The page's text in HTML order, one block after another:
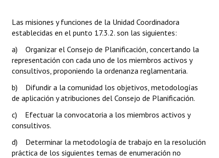
Entrega de distinciones
REFORMA DE LA CARTA ORGÁNICA
Las misiones y funciones de la Unidad Coordinadora
establecidas en el punto 17.3.2. son las siguientes:
a) Organizar el Consejo de Planificación, concertando la
representación con cada uno de los miembros activos y
consultivos, proponiendo la ordenanza reglamentaria.
b) Difundir a la comunidad los objetivos, metodologías
de aplicación y atribuciones del Consejo de Planificación.
c) Efectuar la convocatoria a los miembros activos y
consultivos.
d) Determinar la metodología de trabajo en la resolución
práctica de los siguientes temas de enumeración no